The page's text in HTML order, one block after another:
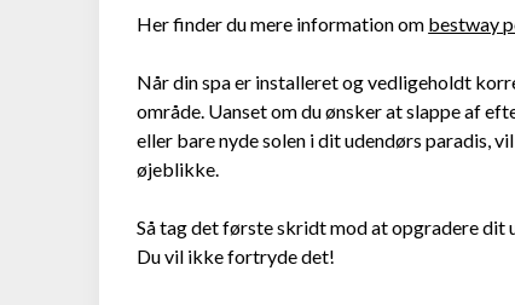
Her finder du mere information om bestway
Når din spa er installeret og vedligeholdt
område. Uanset om du ønsker at slappe af
eller bare nyde solen i dit udendørs paradis,
øjeblikke.
Så tag det første skridt mod at opgradere dit
Du vil ikke fortryde det!